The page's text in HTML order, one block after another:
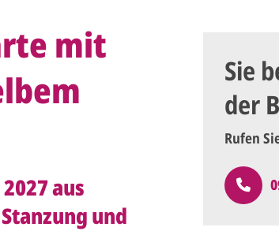
mit
aus
und
Sie
der
Rufen